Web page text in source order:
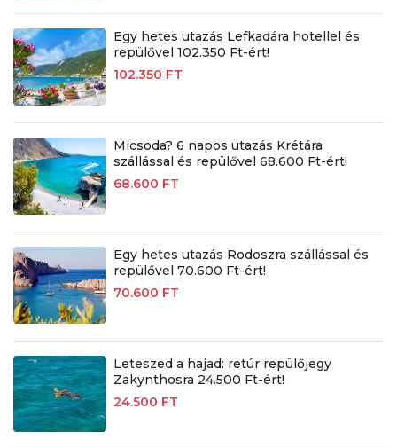
Egy hetes utazás Lefkadára hotellel és
repülővel 102.350 Ft-ért!
102.350 FT
Micsoda? 6 napos utazás Krétára
szállással és repülővel 68.600 Ft-ért!
68.600 FT
Egy hetes utazás Rodoszra szállással és
repülővel 70.600 Ft-ért!
70.600 FT
Leteszed a hajad: retúr repülőjegy
Zakynthosra 24.500 Ft-ért!
24.500 FT